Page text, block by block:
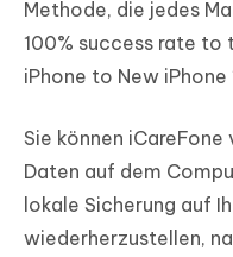
Methode, die jedes
100% success rate
iPhone to New iPhone
Sie können
Daten auf dem
lokale Sicherung auf
wiederherzustellen,